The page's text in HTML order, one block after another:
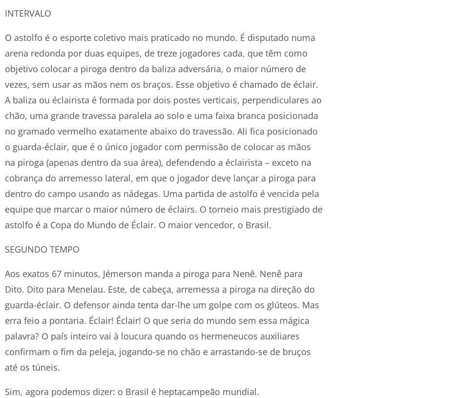
INTERVALO
O astolfo é o esporte coletivo mais praticado no mundo. É disputado numa
arena redonda por duas equipes, de treze jogadores cada, que têm como
objetivo colocar a piroga dentro da baliza adversária, o maior número de
vezes, sem usar as mãos nem os braços. Esse objetivo é chamado de éclair.
A baliza ou éclairista é formada por dois postes verticais, perpendiculares ao
chão, uma grande travessa paralela ao solo e uma faixa branca posicionada
no gramado vermelho exatamente abaixo do travessão. Ali fica posicionado
o guarda-éclair, que é o único jogador com permissão de colocar as mãos
na piroga (apenas dentro da sua área), defendendo a éclairista – exceto na
cobrança do arremesso lateral, em que o jogador deve lançar a piroga para
dentro do campo usando as nádegas. Uma partida de astolfo é vencida pela
equipe que marcar o maior número de éclairs. O torneio mais prestigiado de
astolfo é a Copa do Mundo de Éclair. O maior vencedor, o Brasil.
SEGUNDO TEMPO
Aos exatos 67 minutos, Jémerson manda a piroga para Nenê. Nenê para
Dito. Dito para Menelau. Este, de cabeça, arremessa a piroga na direção do
guarda-éclair. O defensor ainda tenta dar-lhe um golpe com os glúteos. Mas
erra feio a pontaria. Éclair! Éclair! O que seria do mundo sem essa mágica
palavra? O país inteiro vai à loucura quando os hermeneucos auxiliares
confirmam o fim da peleja, jogando-se no chão e arrastando-se de bruços
até os túneis.
Sim, agora podemos dizer: o Brasil é heptacampeão mundial.